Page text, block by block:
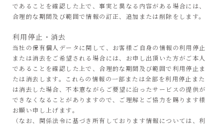
であることを確認した上で、事実と異なる内容がある場合には、
合理的な期間及び範囲で情報の訂正、追加または削除をします。
利用停止・消去
当社の保有個人データに関して、お客様ご自身の情報の利用停止
または消去をご希望される場合には、お申し出頂いた方がご本人
であることを確認した上で、合理的な期間及び範囲で利用停止ま
たは消去します。これらの情報の一部または全部を利用停止また
は消去した場合、不本意ながらご要望に沿ったサービスの提供が
できなくなることがありますので、ご理解とご協力を賜ります様
お願い申し上げます。
（なお、関係法令に基づき所有しております情報については、利